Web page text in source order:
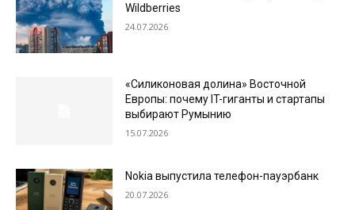
Wildberries
24.07.2026
«Силиконовая долина» Восточной
Европы: почему IT-гиганты и стартапы
выбирают Румынию
15.07.2026
Nokia выпустила телефон-пауэрбанк
20.07.2026